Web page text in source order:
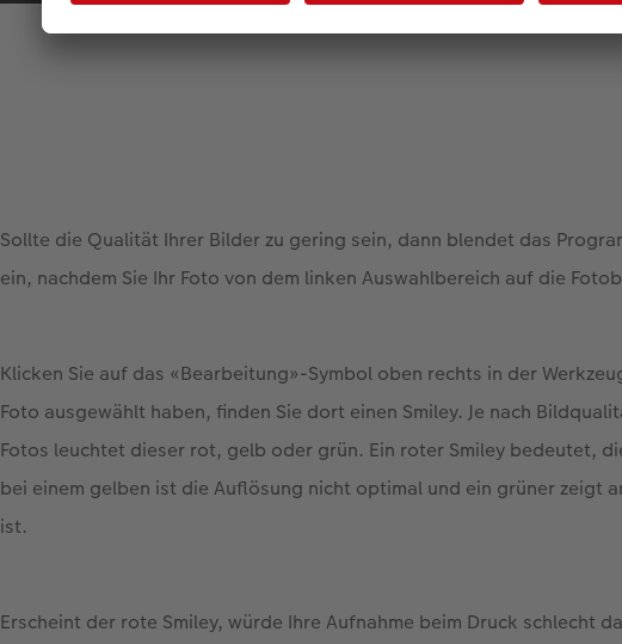
Sollte die Qualität Ihrer Bilder zu gering sein, dann blendet das
ein, nachdem Sie Ihr Foto von dem linken Auswahlbereich auf die
Klicken Sie auf das «Bearbeitung»-Symbol oben rechts in der
Foto ausgewählt haben, finden Sie dort einen Smiley. Je nach
Fotos leuchtet dieser rot, gelb oder grün. Ein roter Smiley bedeutet,
bei einem gelben ist die Auflösung nicht optimal und ein grüner zeigt
ist.
Erscheint der rote Smiley, würde Ihre Aufnahme beim Druck schlecht